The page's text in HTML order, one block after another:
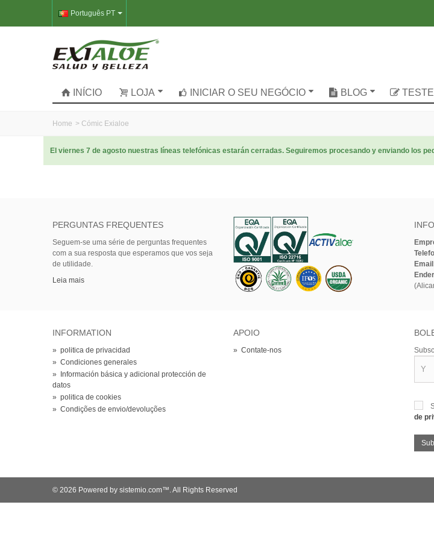
Português PT
INÍCIO LOJA INICIAR O SEU NEGÓCIO BLOG
Home > Cómic Exialoe
El viernes 7 de agosto nuestras líneas telefónicas estarán cerradas. Seguiremos procesando y enviando los
PERGUNTAS FREQUENTES
Seguem-se uma série de perguntas frequentes
com a sua resposta que esperamos que vos seja
de utilidade.
Leia mais
INFORMATION
» politica de privacidad
» Condiciones generales
» Información básica y adicional protección de
datos
» politica de cookies
» Condições de envio/devoluções
APOIO
» Contate-nos
de
© 2026 Powered by sistemio.com™. All Rights Reserved